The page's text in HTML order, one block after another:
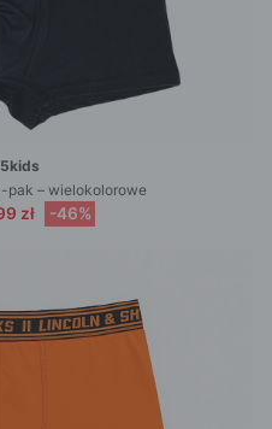
pak – wielokolorowe
zł -46%